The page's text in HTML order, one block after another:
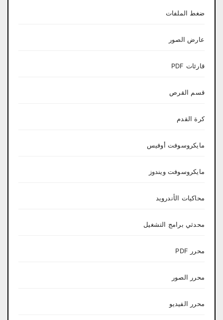
ضغط الملفات
عارض الصور
قارئات PDF
قسم القرص
كرة القدم
مايكروسوفت أوفيس
مايكروسوفت ويندوز
محاكيات الأندرويد
محدثي برامج التشغيل
محرر PDF
محرر الصور
محرر الفيديو